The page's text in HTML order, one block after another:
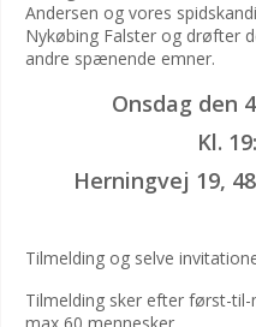
Andersen og vores
Nykøbing Falster og drøfter
andre spænende emner.
Onsdag den
Kl.
Herningvej 19,
Tilmelding og selve
Tilmelding sker efter først-